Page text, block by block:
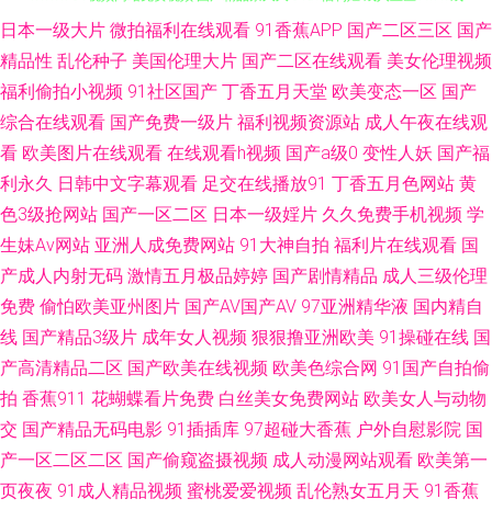
91福利社在线观看 海角伊人 蜜桃视频网站 久久国产精选久久 伊人大香蕉
wwww 91视频网站免费视频 国产精品禁久久 91av福利姬 成人五区 AVAV成
人天堂 狼友福利社 91桃色在线 人妖扩肛性爱 91艹13在线观看 白丝骚艹白
浆 久草肉棒视频 三级片AV迷人的母亲 91乱了伦国产乱子伦 九九热一6 日韩
中文字幕 传媒精品 日韩无码一二一三四五 91n新网址 熟女福利导航 日韩淫
淫网 少妇自蔚 蜜桃视频在线看 久久精品免费av 欧美伦埋乱码午夜 久久极品
午夜剧场尤物性爱 中文字幕人妻熟女人妻 91在线观看免费视频公开 91乱子
网 91绯色视频系列 色站欧美日韩 日韩成人无码人妻 91国产丝袜在线观看 国
日本一级大片 微拍福利在线观看 91香蕉APP 国产二区三区 国产
精品性 乱伦种子 美国伦理大片 国产二区在线观看 美女伦理视频
福利偷拍小视频 91社区国产 丁香五月天堂 欧美变态一区 国产
综合在线观看 国产免费一级片 福利视频资源站 成人午夜在线观
看 欧美图片在线观看 在线观看h视频 国产a级0 变性人妖 国产福
利永久 日韩中文字幕观看 足交在线播放91 丁香五月色网站 黄
色3级抢网站 国产一区二区 日本一级婬片 久久免费手机视频 学
生妹Av网站 亚洲人成免费网站 91大神自拍 福利片在线观看 国
产成人内射无码 激情五月极品婷婷 国产剧情精品 成人三级伦理
免费 偷怕欧美亚州图片 国产AV国产AV 97亚洲精华液 国内精自
线 国产精品3级片 成年女人视频 狠狠撸亚洲欧美 91操碰在线 国
产高清精品二区 国产欧美在线视频 欧美色综合网 91国产自拍偷
拍 香蕉911 花蝴蝶看片免费 白丝美女免费网站 欧美女人与动物
交 国产精品无码电影 91插插库 97超碰大香蕉 户外自慰影院 国
产一区二区二区 国产偷窥盗摄视频 成人动漫网站观看 欧美第一
页夜夜 91成人精品视频 蜜桃爱爱视频 乱伦熟女五月天 91香蕉